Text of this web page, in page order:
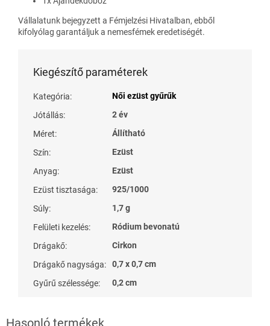
Vállalatunk bejegyzett a Fémjelzési Hivatalban, ebből
kifolyólag garantáljuk a nemesfémek eredetiségét.
Kiegészítő paraméterek
Kategória:
Női ezüst gyűrűk
Jótállás:
2 év
Méret:
Állítható
Szín:
Ezüst
Anyag:
Ezüst
Ezüst tisztasága:
925/1000
Súly:
1,7 g
Felületi kezelés:
Ródium bevonatú
Drágakő:
Cirkon
Drágakő nagysága:
0,7 x 0,7 cm
Gyűrű szélessége: 0,2 cm